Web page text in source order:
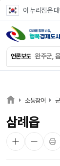
이 누리집은
언론보도
완주군, ‘
소통참여
삼례읍